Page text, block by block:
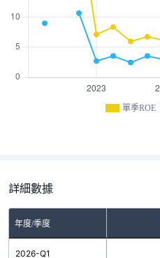
單季ROE
詳細數據
年度/季度
2026-Q1